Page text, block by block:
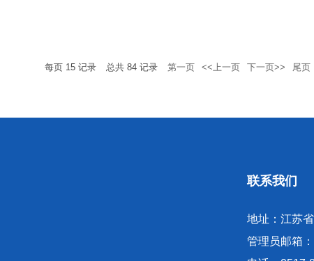
每页 15 记录 总共 84 记录 第一页 <<上一页 下一页>> 尾页
联系我们
地址：江苏
管理员邮箱